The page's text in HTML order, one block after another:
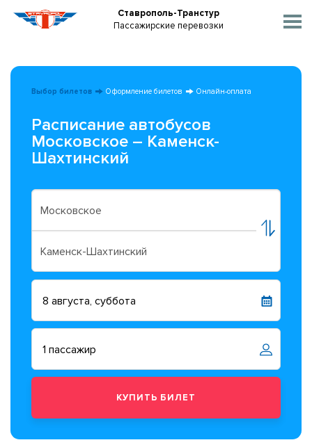
Ставрополь-Транстур
Пассажирские перевозки
Выбор билетов Оформление билетов Онлайн-оплата
Расписание автобусов
Московское – Каменск-
Шахтинский